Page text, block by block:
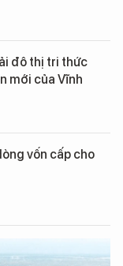
đô thị tri thức
mới của Vĩnh
vốn cấp cho